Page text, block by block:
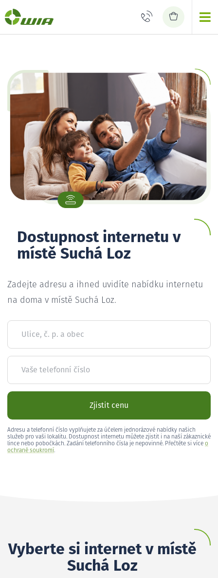
Dostupnost internetu v
místě Suchá Loz
Zadejte adresu a ihned uvidíte nabídku internetu
na doma v místě Suchá Loz.
Ulice, č. p. a obec
Vaše telefonní číslo
Zjistit cenu
Adresu a telefonní číslo vyplňujete za účelem jednorázové nabídky našich
služeb pro vaši lokalitu. Dostupnost internetu můžete zjistit i na naší zákaznické
lince nebo pobočkách. Zadání telefonního čísla je nepovinné. Přečtěte si více o
ochraně soukromí.
Vyberte si internet v místě
Suchá Loz